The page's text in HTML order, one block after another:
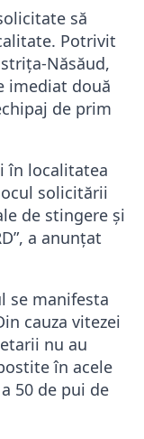
să
Potrivit
Năsăud,
imediat două
de prim
în localitatea
solicitării
de stingere şi
a anunţat
se manifesta
cauza vitezei
nu au
în acele
50 de pui de